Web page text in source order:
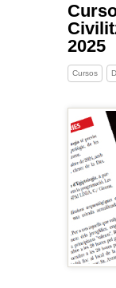
2025
Cursos